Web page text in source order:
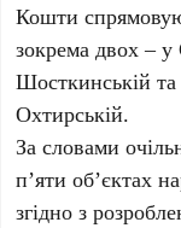
Кошти
зокрема двох –
Шосткинській
Охтирській.
За словами
п’яти об’єктах
згідно з